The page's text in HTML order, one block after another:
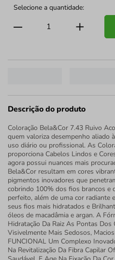
Descrição do produto
Coloração Bela&Cor 7.43 Ruivo
quem valoriza desempenho aliado
uso diário ou profissional. As
proporciona Cabelos Lindos e
agora possui nuances mais
Bela&Cor resultam em cores
pigmentos inovadores que
cobrindo 100% dos fios brancos e
perfeito, além de uma cor radiante
seus fios mais hidratados e
óleos de macadâmia e argan. A
Hidratação Da Raiz As Pontas Dos
Visivelmente Mais Sedosos,
FUNCIONAL Um Complexo
Na Revitalização Da Fibra Capilar